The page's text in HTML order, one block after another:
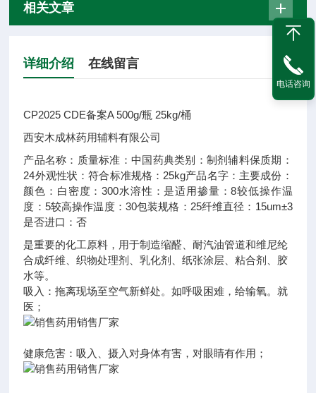
相关文章
详细介绍 在线留言
CP2025 CDE备案A 500g/瓶 25kg/桶
西安木成林药用辅料有限公司
产品名称： 质量标准： 中国药典类别： 制剂辅料保质期：
24外观性状：符合标准规格： 25kg产品名字： 主要成份：
颜色： 白 密度：300水溶性： 是适用掺量：8较低操作温
度： 5较高操作温度： 30包装规格： 25纤维直径： 15um±3
是否进口：否
是重要的化工原料，用于制造缩醛、耐汽油管道和维尼纶
合成纤维、织物处理剂、乳化剂、纸张涂层、粘合剂、胶
水等。
吸入：拖离现场至空气新鲜处。如呼吸困难，给输氧。就
医；
健康危害：吸入、摄入对身体有害，对眼睛有作用；
电话咨询